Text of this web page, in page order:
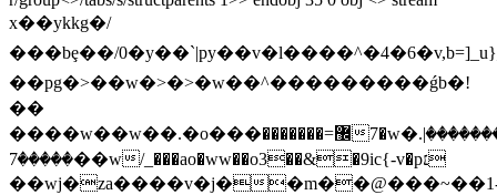
x��ykkg�/
���bȩ��/0�y� �`|py��v�l����^�4�6�v,b
��pg�>��w�>�>�w��^���������ǵb�!
��
����w��w��.�o���޼=�������7�w�.ۻ����������|
�����7��w/_���ao�ww��o3��&�9ic{-v�p׆
��wj�za����v�j�